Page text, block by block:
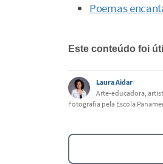
Poemas
Este conteúdo foi
Este conteúdo
Outro
Laura Aidar
Arte-educadora,
Fotografia pela Escola